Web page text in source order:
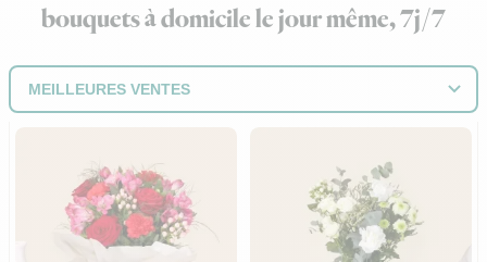
bouquets à domicile le jour même, 7j/7